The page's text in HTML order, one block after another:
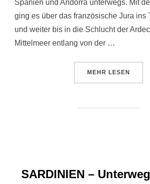
Spanien und Andorra unterwegs. Mit
ging es über das französische Jura ins
und weiter bis in die Schlucht der
Mittelmeer entlang von der …
MEHR ÜBER
LESEN
SARDINIEN –